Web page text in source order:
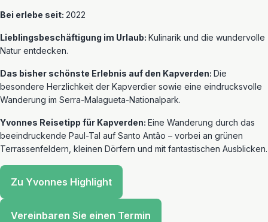
Bei erlebe seit: 2022
Lieblingsbeschäftigung im Urlaub: Kulinarik und die wundervolle
Natur entdecken.
Das bisher schönste Erlebnis auf den Kapverden: Die
besondere Herzlichkeit der Kapverdier sowie eine eindrucksvolle
Wanderung im Serra-Malagueta-Nationalpark.
Yvonnes Reisetipp für Kapverden: Eine Wanderung durch das
beeindruckende Paul-Tal auf Santo Antão – vorbei an grünen
Terrassenfeldern, kleinen Dörfern und mit fantastischen Ausblicken.
Zu Yvonnes Highlight
Vereinbaren Sie einen Termin